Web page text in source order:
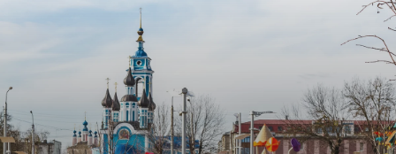
Криминал
Недвижимость и ЖКХ
Образование
Общество
Погода